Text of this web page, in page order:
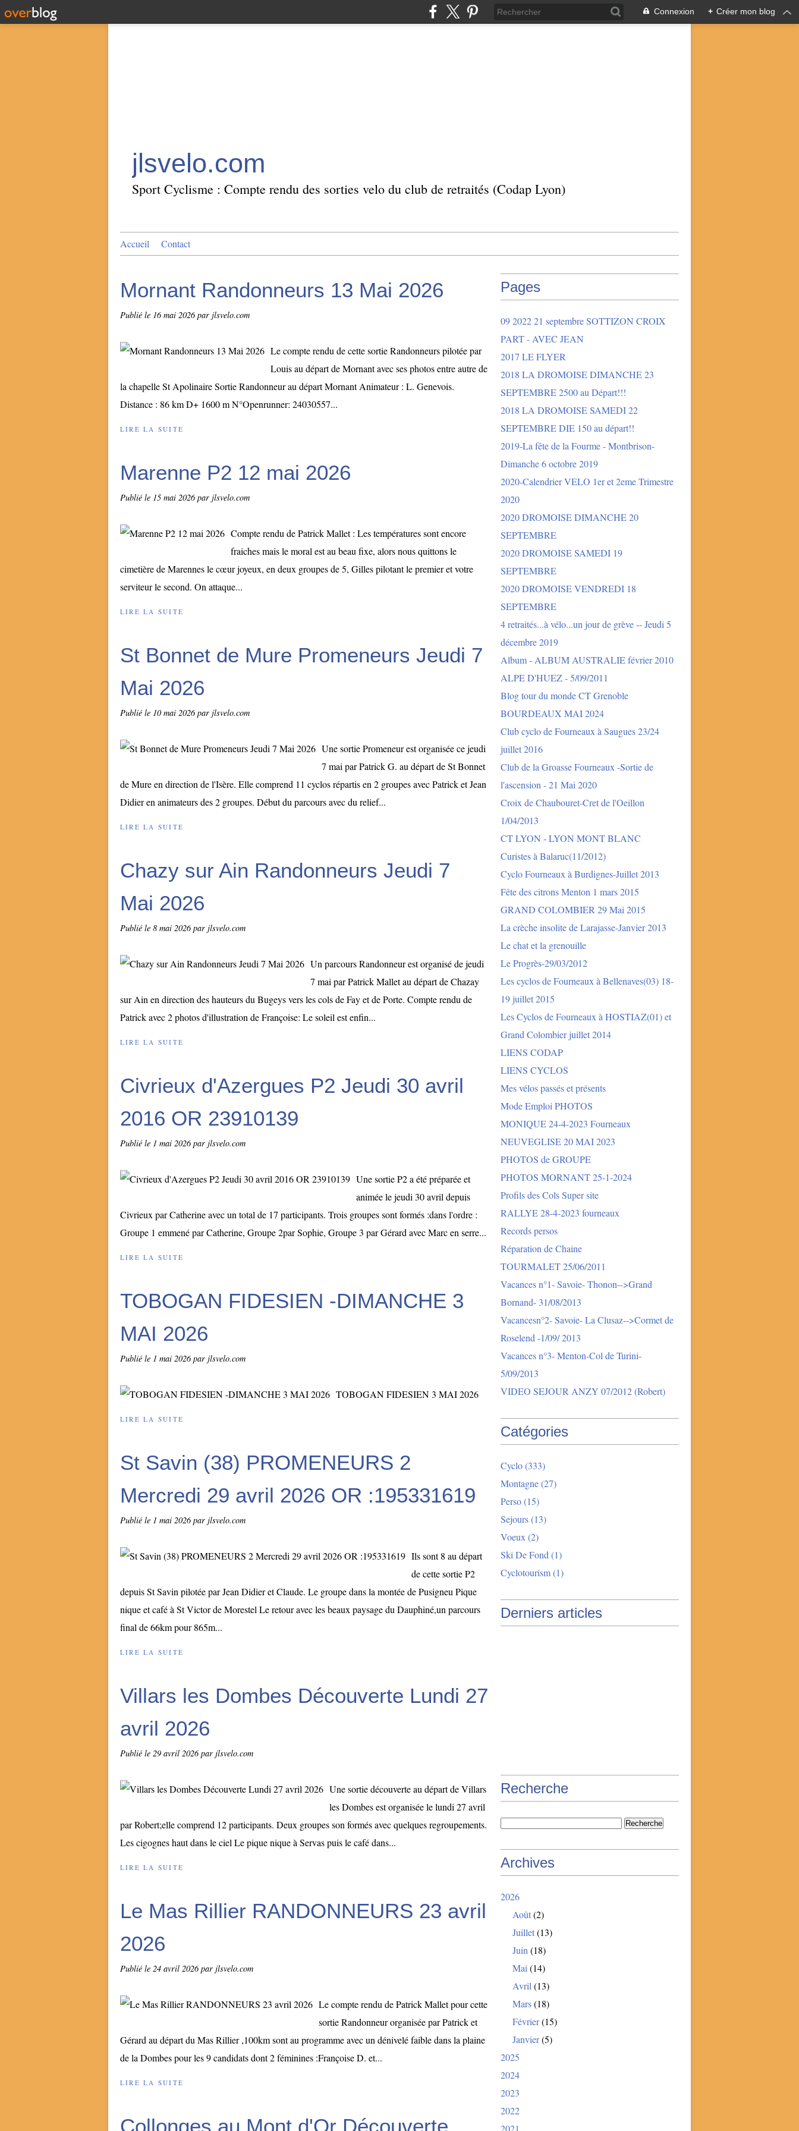
Connexion + Créer mon blog
jlsvelo.com
Sport Cyclisme : Compte rendu des sorties velo du club de retraités (Codap Lyon)
Accueil Contact
Mornant Randonneurs 13 Mai 2026
Publié le 16 mai 2026par jlsvelo.com
Le compte rendu de cette sortie Randonneurs pilotée par
Louis au départ de Mornant avec ses photos entre autre de
la chapelle St Apolinaire Sortie Randonneur au départ Mornant Animateur : L. Genevois.
Distance : 86 km D+ 1600 m N°Openrunner: 24030557...
LIRE LA SUITE
Marenne P2 12 mai 2026
Publié le 15 mai 2026par jlsvelo.com
Compte rendu de Patrick Mallet : Les températures sont encore
fraiches mais le moral est au beau fixe, alors nous quittons le
cimetière de Marennes le cœur joyeux, en deux groupes de 5, Gilles pilotant le premier et votre
serviteur le second. On attaque...
LIRE LA SUITE
St Bonnet de Mure Promeneurs Jeudi 7
Mai 2026
Publié le 10 mai 2026par jlsvelo.com
Une sortie Promeneur est organisée ce jeudi
7 mai par Patrick G. au départ de St Bonnet
de Mure en direction de l'Isère. Elle comprend 11 cyclos répartis en 2 groupes avec Patrick et Jean
Didier en animateurs des 2 groupes. Début du parcours avec du relief...
LIRE LA SUITE
Chazy sur Ain Randonneurs Jeudi 7
Mai 2026
Publié le 8 mai 2026par jlsvelo.com
Un parcours Randonneur est organisé de jeudi
7 mai par Patrick Mallet au départ de Chazay
sur Ain en direction des hauteurs du Bugeys vers les cols de Fay et de Porte. Compte rendu de
Patrick avec 2 photos d'illustration de Françoise: Le soleil est enfin...
LIRE LA SUITE
Civrieux d'Azergues P2 Jeudi 30 avril
2016 OR 23910139
Publié le 1 mai 2026par jlsvelo.com
Une sortie P2 a été préparée et
animée le jeudi 30 avril depuis
Civrieux par Catherine avec un total de 17 participants. Trois groupes sont formés :dans l'ordre :
Groupe 1 emmené par Catherine, Groupe 2par Sophie, Groupe 3 par Gérard avec Marc en serre...
LIRE LA SUITE
TOBOGAN FIDESIEN -DIMANCHE 3
MAI 2026
Publié le 1 mai 2026par jlsvelo.com
TOBOGAN FIDESIEN 3 MAI 2026
LIRE LA SUITE
St Savin (38) PROMENEURS 2
Mercredi 29 avril 2026 OR :195331619
Publié le 1 mai 2026par jlsvelo.com
Ils sont 8 au départ
de cette sortie P2
depuis St Savin pilotée par Jean Didier et Claude. Le groupe dans la montée de Pusigneu Pique
nique et café à St Victor de Morestel Le retour avec les beaux paysage du Dauphiné,un parcours
final de 66km pour 865m...
LIRE LA SUITE
Villars les Dombes Découverte Lundi 27
avril 2026
Publié le 29 avril 2026par jlsvelo.com
Une sortie découverte au départ de Villars
les Dombes est organisée le lundi 27 avril
par Robert;elle comprend 12 participants. Deux groupes son formés avec quelques regroupements.
Les cigognes haut dans le ciel Le pique nique à Servas puis le café dans...
LIRE LA SUITE
Le Mas Rillier RANDONNEURS 23 avril
2026
Publié le 24 avril 2026par jlsvelo.com
Le compte rendu de Patrick Mallet pour cette
sortie Randonneur organisée par Patrick et
Gérard au départ du Mas Rillier ,100km sont au programme avec un dénivelé faible dans la plaine
de la Dombes pour les 9 candidats dont 2 féminines :Françoise D. et...
LIRE LA SUITE
Collonges au Mont d'Or Découverte
Pages
09 2022 21 septembre SOTTIZON CROIX
PART - AVEC JEAN
2017 LE FLYER
2018 LA DROMOISE DIMANCHE 23
SEPTEMBRE 2500 au Départ!!!
2018 LA DROMOISE SAMEDI 22
SEPTEMBRE DIE 150 au départ!!
2019-La fête de la Fourme - Montbrison-
Dimanche 6 octobre 2019
2020-Calendrier VELO 1er et 2eme Trimestre
2020
2020 DROMOISE DIMANCHE 20
SEPTEMBRE
2020 DROMOISE SAMEDI 19
SEPTEMBRE
2020 DROMOISE VENDREDI 18
SEPTEMBRE
4 retraités...à vélo...un jour de grève -- Jeudi 5
décembre 2019
Album - ALBUM AUSTRALIE février 2010
ALPE D'HUEZ - 5/09/2011
Blog tour du monde CT Grenoble
BOURDEAUX MAI 2024
Club cyclo de Fourneaux à Saugues 23/24
juillet 2016
Club de la Groasse Fourneaux -Sortie de
l'ascension - 21 Mai 2020
Croix de Chaubouret-Cret de l'Oeillon
1/04/2013
CT LYON - LYON MONT BLANC
Curistes à Balaruc(11/2012)
Cyclo Fourneaux à Burdignes-Juillet 2013
Fête des citrons Menton 1 mars 2015
GRAND COLOMBIER 29 Mai 2015
La crèche insolite de Larajasse-Janvier 2013
Le chat et la grenouille
Le Progrès-29/03/2012
Les cyclos de Fourneaux à Bellenaves(03) 18-
19 juillet 2015
Les Cyclos de Fourneaux à HOSTIAZ(01) et
Grand Colombier juillet 2014
LIENS CODAP
LIENS CYCLOS
Mes vélos passés et présents
Mode Emploi PHOTOS
MONIQUE 24-4-2023 Fourneaux
NEUVEGLISE 20 MAI 2023
PHOTOS de GROUPE
PHOTOS MORNANT 25-1-2024
Profils des Cols Super site
RALLYE 28-4-2023 fourneaux
Records persos
Réparation de Chaine
TOURMALET 25/06/2011
Vacances n°1- Savoie- Thonon-->Grand
Bornand- 31/08/2013
Vacancesn°2- Savoie- La Clusaz-->Cormet de
Roselend -1/09/ 2013
Vacances n°3- Menton-Col de Turini-
5/09/2013
VIDEO SEJOUR ANZY 07/2012 (Robert)
Catégories
Cyclo(333)
Montagne(27)
Perso(15)
Sejours(13)
Voeux (2)
Ski De Fond (1)
Cyclotourism(1)
Derniers articles
Recherche
Archives
2026
Août(2)
Juillet(13)
Juin (18)
Mai (14)
Avril (13)
Mars(18)
Février(15)
Janvier(5)
2025
2024
2023
2022
2021